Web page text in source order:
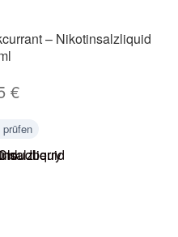
– Nikotinsalzliquid
€